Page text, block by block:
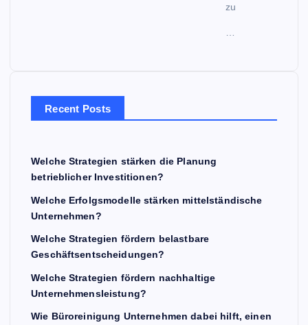
zu
Recent Posts
Welche Strategien stärken die Planung
betrieblicher Investitionen?
Welche Erfolgsmodelle stärken mittelständische
Unternehmen?
Welche Strategien fördern belastbare
Geschäftsentscheidungen?
Welche Strategien fördern nachhaltige
Unternehmensleistung?
Wie Büroreinigung Unternehmen dabei hilft, einen